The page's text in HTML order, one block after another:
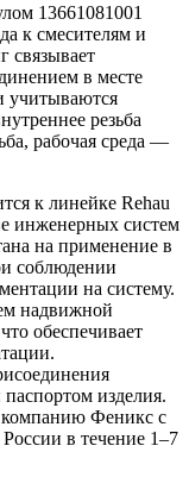
13661081001
к смесителям и
связывает
в месте
учитываются
резьба
рабочая среда —
к линейке Rehau
инженерных систем
на применение в
соблюдении
на систему.
надвижной
обеспечивает
изделия.
компанию Феникс с
в течение 1–7